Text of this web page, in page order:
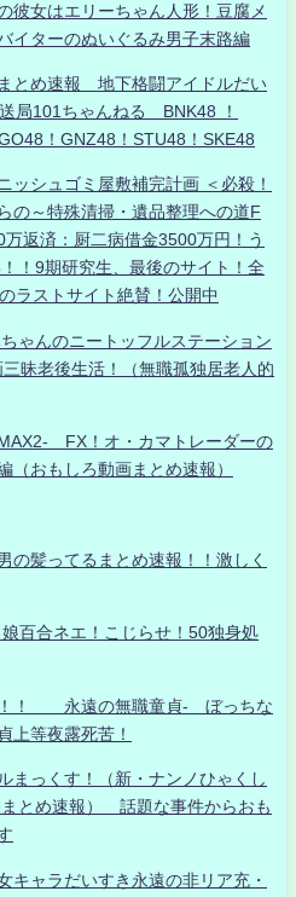
女はエリーちゃん人形！豆腐メ
イターのぬいぐるみ男子末路編
とめ速報 地下格闘アイドルだい
局101ちゃんねる BNK48 ！
！GNZ48！STU48！SKE48
ッシュゴミ屋敷補完計画 ＜必殺！
の～特殊清掃・遺品整理への道F
返済：厨二病借金3500万円！う
！9期研究生、最後のサイト！全
ラストサイト絶賛！公開中
ゃんのニートッフルステーション
昧老後生活！（無職孤独居老人的
FX！オ・カマトレーダーの
おもしろ動画まとめ速報）
の髪ってるまとめ速報！！激しく
百合ネエ！こじらせ！50独身処
！！ 永遠の無職童貞- ぼっちな
上等夜露死苦！
まっくす！（新・ナンノひゃくし
とめ速報） 話題な事件からおも
キャラだいすき永遠の非リア充・